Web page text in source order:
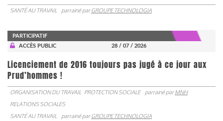
SANTÉ AU TRAVAIL parrainé parGROUPE TECHNOLOGIA
PARTICIPATIF
ACCÈS PUBLIC
28 / 07 / 2026
Licenciement de 2016 toujours pas jugé à ce jour aux
Prud’hommes !
ORGANISATION DU TRAVAIL PROTECTION SOCIALE parrainé parMNH
RELATIONS SOCIALES
SANTÉ AU TRAVAIL
parrainé parGROUPE TECHNOLOGIA